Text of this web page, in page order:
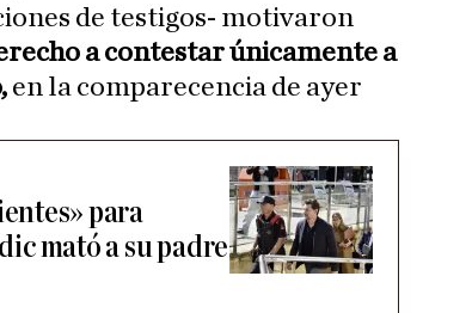
de testigos- motivaron
a contestar únicamente a
en la comparecencia de ayer
para
mató a su padre